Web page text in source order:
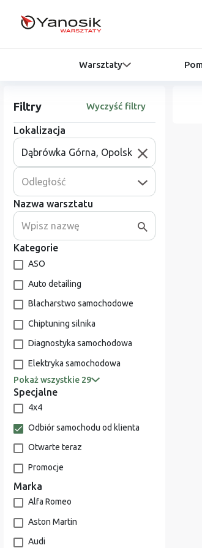
Warsztaty
Filtry Wyczyść filtry
Lokalizacja
Odległość
Nazwa warsztatu
Kategorie
ASO
Auto detailing
Blacharstwo samochodowe
Chiptuning silnika
Diagnostyka samochodowa
Elektryka samochodowa
Pokaż wszystkie 29
Specjalne
4x4
Odbiór samochodu od klienta
Otwarte teraz
Promocje
Marka
Alfa Romeo
Aston Martin
Audi